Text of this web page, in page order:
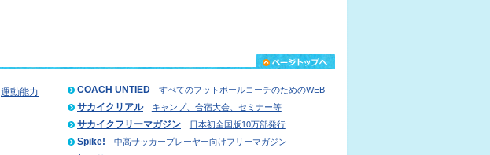
運動能力
COACH UNTIED すべてのフットボールコーチのためのWEB
サカイクリアル キャンプ、合宿大会、セミナー等
サカイクフリーマガジン 日本初全国版10万部発行
Spike! 中高サッカープレーヤー向けフリーマガジン